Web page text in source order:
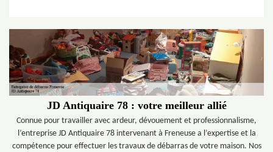
JD Antiquaire 78 : votre meilleur allié
Connue pour travailler avec ardeur, dévouement et professionnalisme,
l’entreprise JD Antiquaire 78 intervenant à Freneuse a l’expertise et la
compétence pour effectuer les travaux de débarras de votre maison. Nos